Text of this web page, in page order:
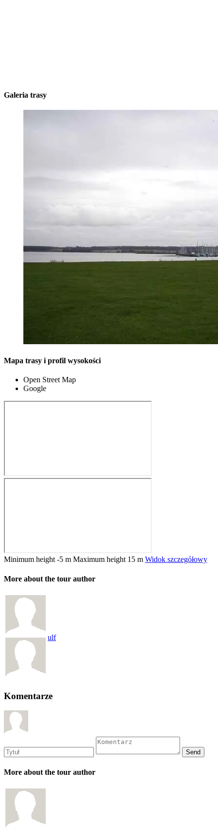
Galeria trasy
Mapa trasy i profil wysokości
Open Street Map
Google
Minimum height -5 m Maximum height 15 m Widok szczegółowy
More about the tour author
ulf
Komentarze
More about the tour author